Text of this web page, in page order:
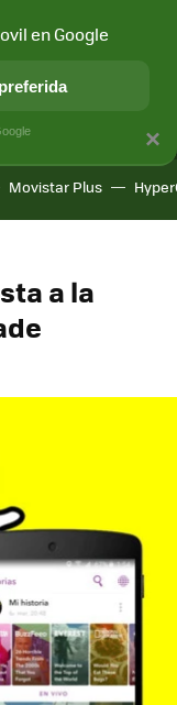
APLICACIONES
Movistar Plus
a la
×
en Google